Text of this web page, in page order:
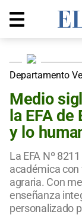
Departamento
Medio
la EFA
y lo
La EFA Nº
académica
agraria. Con
enseñanza
personalizado